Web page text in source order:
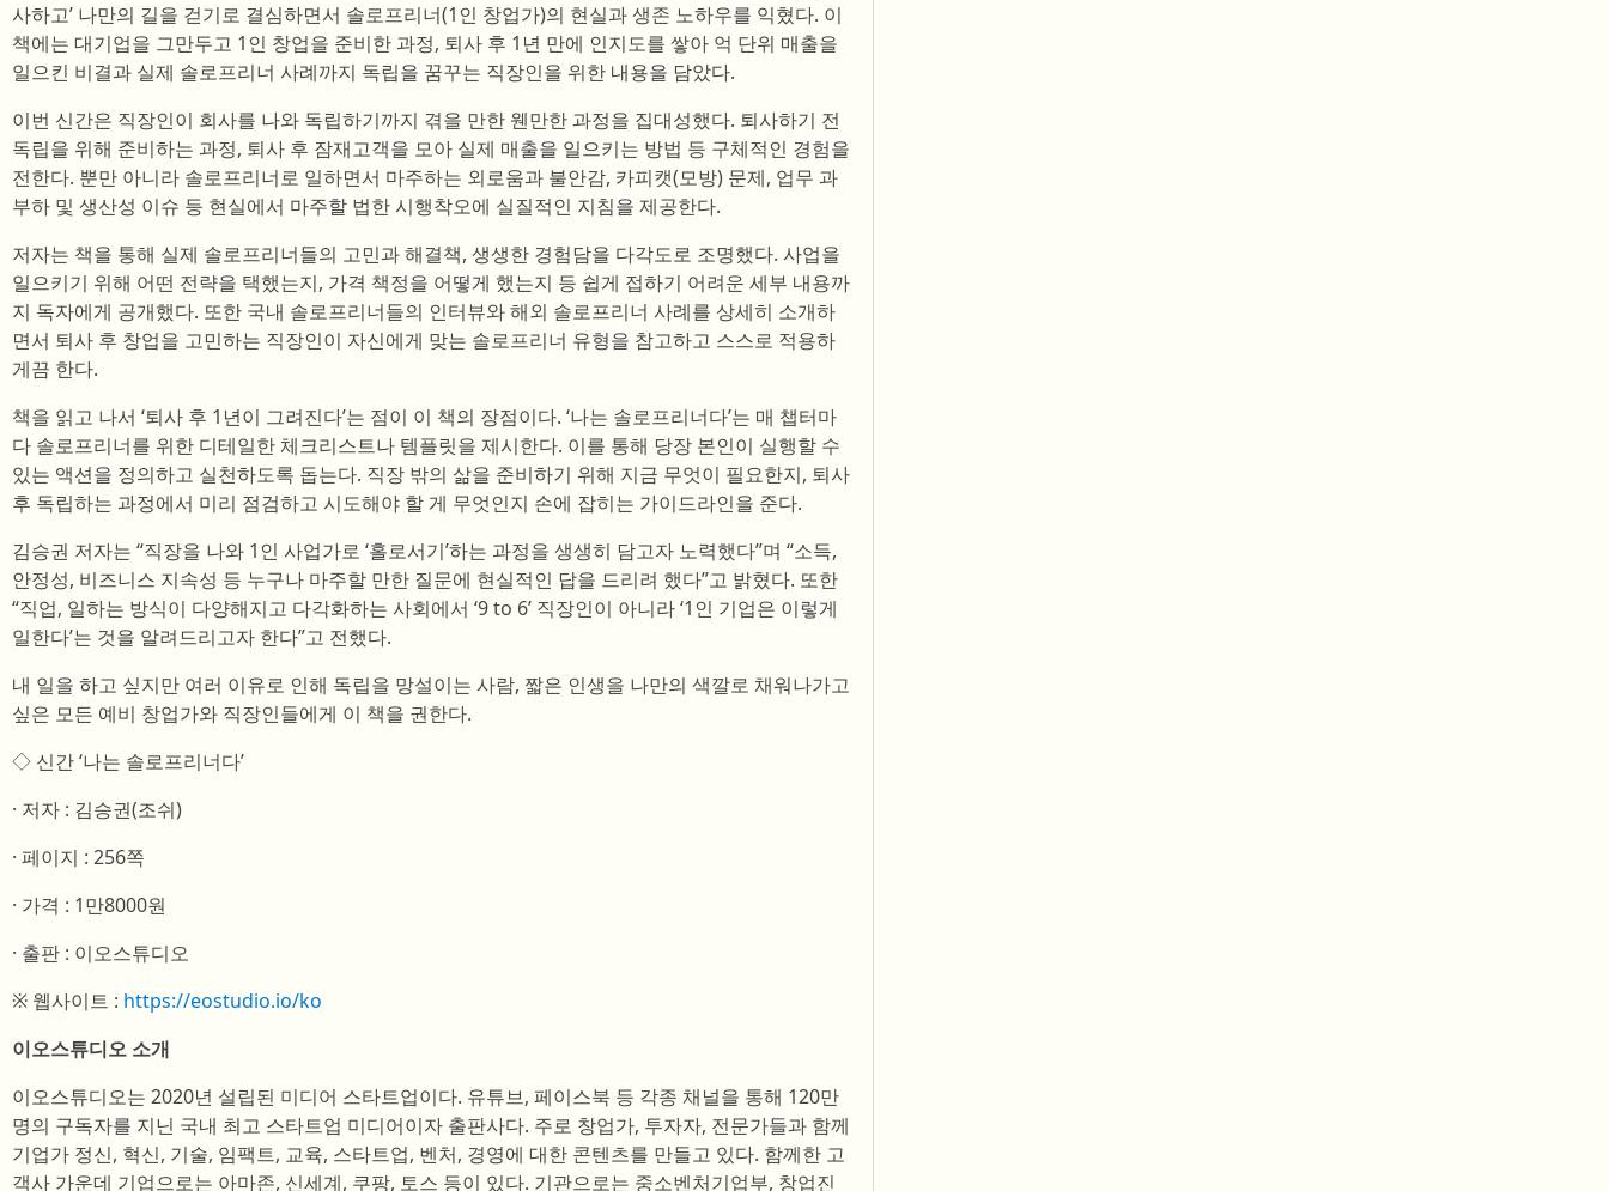
사하고’ 나만의 길을 걷기로 결심하면서 솔로프리너(1인 창업가)의 현실과 생존 노하우를 익혔다. 이
책에는 대기업을 그만두고 1인 창업을 준비한 과정, 퇴사 후 1년 만에 인지도를 쌓아 억 단위 매출을
일으킨 비결과 실제 솔로프리너 사례까지 독립을 꿈꾸는 직장인을 위한 내용을 담았다.
이번 신간은 직장인이 회사를 나와 독립하기까지 겪을 만한 웬만한 과정을 집대성했다. 퇴사하기 전
독립을 위해 준비하는 과정, 퇴사 후 잠재고객을 모아 실제 매출을 일으키는 방법 등 구체적인 경험을
전한다. 뿐만 아니라 솔로프리너로 일하면서 마주하는 외로움과 불안감, 카피캣(모방) 문제, 업무 과
부하 및 생산성 이슈 등 현실에서 마주할 법한 시행착오에 실질적인 지침을 제공한다.
저자는 책을 통해 실제 솔로프리너들의 고민과 해결책, 생생한 경험담을 다각도로 조명했다. 사업을
일으키기 위해 어떤 전략을 택했는지, 가격 책정을 어떻게 했는지 등 쉽게 접하기 어려운 세부 내용까
지 독자에게 공개했다. 또한 국내 솔로프리너들의 인터뷰와 해외 솔로프리너 사례를 상세히 소개하
면서 퇴사 후 창업을 고민하는 직장인이 자신에게 맞는 솔로프리너 유형을 참고하고 스스로 적용하
게끔 한다.
책을 읽고 나서 ‘퇴사 후 1년이 그려진다’는 점이 이 책의 장점이다. ‘나는 솔로프리너다’는 매 챕터마
다 솔로프리너를 위한 디테일한 체크리스트나 템플릿을 제시한다. 이를 통해 당장 본인이 실행할 수
있는 액션을 정의하고 실천하도록 돕는다. 직장 밖의 삶을 준비하기 위해 지금 무엇이 필요한지, 퇴사
후 독립하는 과정에서 미리 점검하고 시도해야 할 게 무엇인지 손에 잡히는 가이드라인을 준다.
김승권 저자는 “직장을 나와 1인 사업가로 ‘홀로서기’하는 과정을 생생히 담고자 노력했다”며 “소득,
안정성, 비즈니스 지속성 등 누구나 마주할 만한 질문에 현실적인 답을 드리려 했다”고 밝혔다. 또한
“직업, 일하는 방식이 다양해지고 다각화하는 사회에서 ‘9 to 6’ 직장인이 아니라 ‘1인 기업은 이렇게
일한다’는 것을 알려드리고자 한다”고 전했다.
내 일을 하고 싶지만 여러 이유로 인해 독립을 망설이는 사람, 짧은 인생을 나만의 색깔로 채워나가고
싶은 모든 예비 창업가와 직장인들에게 이 책을 권한다.
◇ 신간 ‘나는 솔로프리너다’
· 저자 : 김승권(조쉬)
· 페이지 : 256쪽
· 가격 : 1만8000원
· 출판 : 이오스튜디오
※ 웹사이트 : https://eostudio.io/ko
이오스튜디오 소개
이오스튜디오는 2020년 설립된 미디어 스타트업이다. 유튜브, 페이스북 등 각종 채널을 통해 120만
명의 구독자를 지닌 국내 최고 스타트업 미디어이자 출판사다. 주로 창업가, 투자자, 전문가들과 함께
기업가 정신, 혁신, 기술, 임팩트, 교육, 스타트업, 벤처, 경영에 대한 콘텐츠를 만들고 있다. 함께한 고
객사 가운데 기업으로는 아마존, 신세계, 쿠팡, 토스 등이 있다. 기관으로는 중소벤처기업부, 창업진